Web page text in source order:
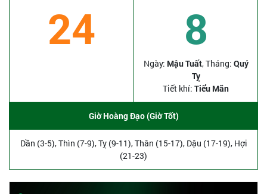
24 8
Ngày: Mậu Tuất, Tháng: Quý
Tỵ
Tiết khí: Tiểu Mãn
Giờ Hoàng Đạo (Giờ Tốt)
Dần (3-5), Thìn (7-9), Tỵ (9-11), Thân (15-17), Dậu (17-19), Hợi
(21-23)